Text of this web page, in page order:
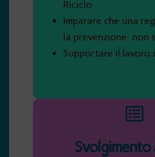
Riciclo
Imparare che una
la prevenzione: non
Supportare il lavoro